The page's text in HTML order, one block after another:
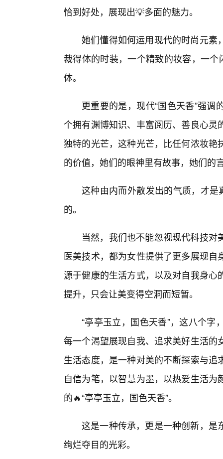
恰到好处，展现出💡多面的魅力。
她们懂得如何运用现代的时尚元素
裁得体的时装，一个精致的妆容，一
体。
更重要的是，现代“国色天香”强
个拥有渊博知识、丰富阅历、善良心
独特的光芒，这种光芒，比任何浓妆
的价值，她们的眼神里有故事，她们的
这种由内而外散发出的气质，才是
的。
当然，我们也不能忽视现代科技
医美技术，都为女性提供了更多展现
源于健康的生活方式，以及对自我身
提升，只会让美变得空洞而短暂。
“亭亭玉立，国色天香”，这八个
每一个渴望展现自我、追求美好生活
生活态度，是一种对美的不断探索与
自信为笔，以智慧为墨，以热爱生活
的🔥“亭亭玉立，国色天香”。
这是一种传承，更是一种创新，是
绚烂夺目的光彩。